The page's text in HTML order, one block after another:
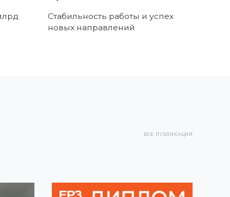
Стабильность работы и успех
новых направлений
ВСЕ ПУБЛИКАЦИИ